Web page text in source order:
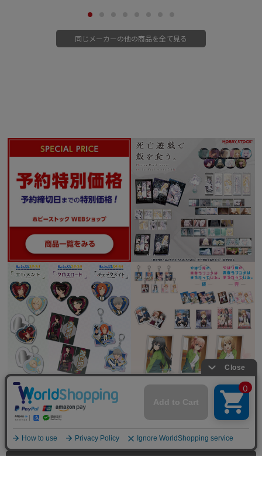
同じメーカーの他の商品を全て見る